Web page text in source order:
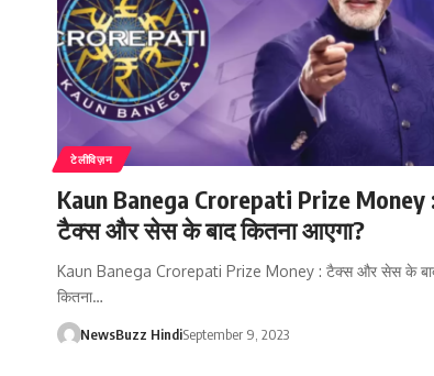
टेलीविज़न
Kaun Banega Crorepati Prize Money
टैक्स और सेस के बाद कितना आएगा?
Kaun Banega Crorepati Prize Money : टैक्स और सेस के
कितना…
NewsBuzz HindiSeptember 9, 2023